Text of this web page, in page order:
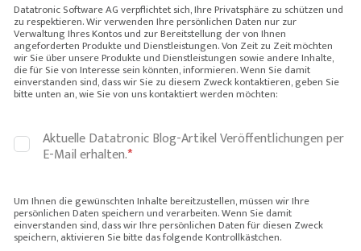
Datatronic Software AG verpflichtet sich, Ihre Privatsphäre zu schützen und
zu respektieren. Wir verwenden Ihre persönlichen Daten nur zur
Verwaltung Ihres Kontos und zur Bereitstellung der von Ihnen
angeforderten Produkte und Dienstleistungen. Von Zeit zu Zeit möchten
wir Sie über unsere Produkte und Dienstleistungen sowie andere Inhalte,
die für Sie von Interesse sein könnten, informieren. Wenn Sie damit
einverstanden sind, dass wir Sie zu diesem Zweck kontaktieren, geben Sie
bitte unten an, wie Sie von uns kontaktiert werden möchten:
Aktuelle Datatronic Blog-Artikel Veröffentlichungen per
E-Mail erhalten.*
Um Ihnen die gewünschten Inhalte bereitzustellen, müssen wir Ihre
persönlichen Daten speichern und verarbeiten. Wenn Sie damit
einverstanden sind, dass wir Ihre persönlichen Daten für diesen Zweck
speichern, aktivieren Sie bitte das folgende Kontrollkästchen.